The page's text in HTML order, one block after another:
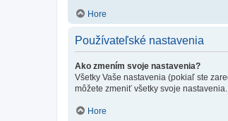
Hore
Používateľské nastavenia
Ako zmením svoje nastavenia?
Všetky Vaše nastavenia (pokiaľ ste
môžete zmeniť všetky svoje nastavenia.
Hore